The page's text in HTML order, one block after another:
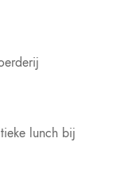
lunch bij